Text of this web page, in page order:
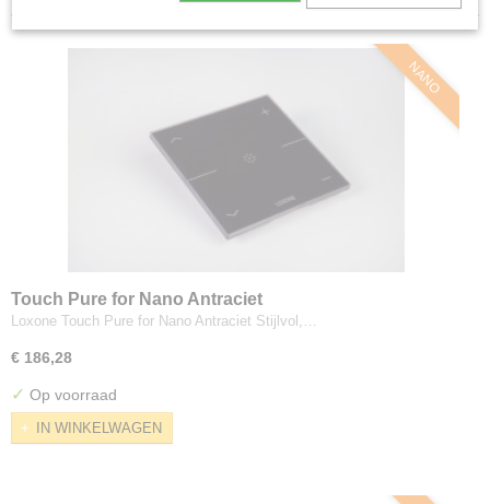
Youless
NANO
Touch Pure for Nano Antraciet
Loxone Touch Pure for Nano Antraciet Stijlvol,…
€ 186,28
✓ Op voorraad
IN WINKELWAGEN